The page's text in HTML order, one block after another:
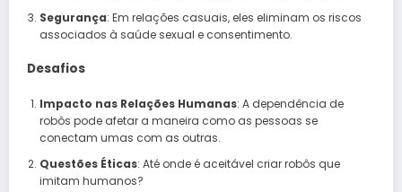
Segurança: Em relações casuais, eles eliminam os riscos
associados à saúde sexual e consentimento.
Desafios
Impacto nas Relações Humanas: A dependência de
robôs pode afetar a maneira como as pessoas se
conectam umas com as outras.
Questões Éticas: Até onde é aceitável criar robôs que
imitam humanos?